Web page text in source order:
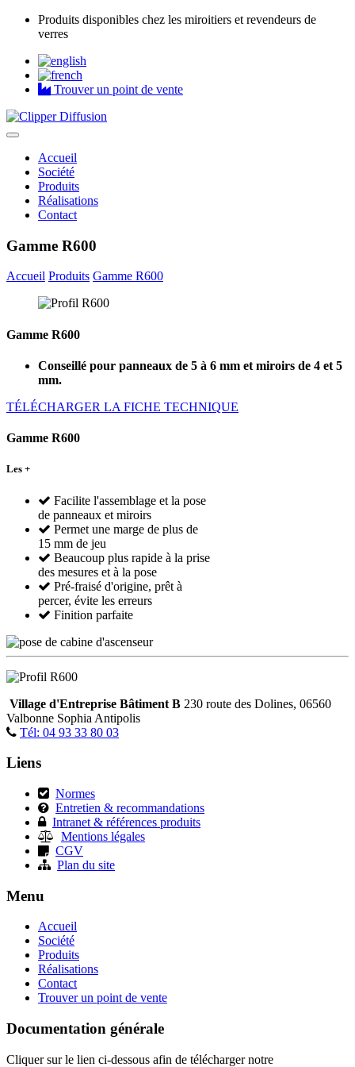
Produits disponibles chez les miroitiers et revendeurs de
verres
Trouver un point de vente
Accueil
Société
Produits
Réalisations
Contact
Gamme R600
Accueil Produits Gamme R600
Gamme R600
Conseillé pour panneaux de 5 à 6 mm et miroirs de 4 et 5
mm.
TÉLÉCHARGER LA FICHE TECHNIQUE
Gamme R600
Les +
Facilite l'assemblage et la pose
de panneaux et miroirs
Permet une marge de plus de
15 mm de jeu
Beaucoup plus rapide à la prise
des mesures et à la pose
Pré-fraisé d'origine, prêt à
percer, évite les erreurs
Finition parfaite
Village d'Entreprise Bâtiment B 230 route des Dolines, 06560
Valbonne Sophia Antipolis
Tél: 04 93 33 80 03
Liens
Normes
Entretien & recommandations
Intranet & références produits
Mentions légales
CGV
Plan du site
Menu
Accueil
Société
Produits
Réalisations
Contact
Trouver un point de vente
Documentation générale
Cliquer sur le lien ci-dessous afin de télécharger notre